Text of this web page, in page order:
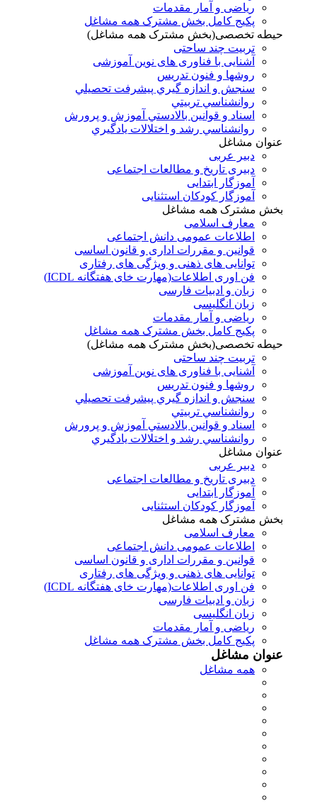
ریاضی و آمار مقدمات
پکیج کامل بخش مشترک همه مشاغل
حیطه تخصصی(بخش مشترک همه مشاغل)
تربیت چند ساحتی
آشنایی با فناوری های نوین آموزشی
روشها و فنون تدريس
سنجش و اندازه گيري پيشرفت تحصيلي
روانشناسي تربيتي
اسناد و قوانين بالادستي آموزش و پرورش
روانشناسي رشد و اختلالات يادگيري
عنوان مشاغل
دبير عربی
دبیری تاریخ و مطالعات اجتماعی
آموزگار ابتدایی
آموزگار کودکان استثنایی
بخش مشترک همه مشاغل
معارف اسلامی
اطلاعات عمومی دانش اجتماعی
قوانین و مقررات اداری و قانون اساسی
توانایی های ذهنی و ویژگی های رفتاری
فن اوری اطلاعات(مهارت خای هفتگانه ICDL)
زبان و ادبیات فارسی
زبان انگلیسی
ریاضی و آمار مقدمات
پکیج کامل بخش مشترک همه مشاغل
حیطه تخصصی(بخش مشترک همه مشاغل)
تربیت چند ساحتی
آشنایی با فناوری های نوین آموزشی
روشها و فنون تدريس
سنجش و اندازه گيري پيشرفت تحصيلي
روانشناسي تربيتي
اسناد و قوانين بالادستي آموزش و پرورش
روانشناسي رشد و اختلالات يادگيري
عنوان مشاغل
دبير عربی
دبیری تاریخ و مطالعات اجتماعی
آموزگار ابتدایی
آموزگار کودکان استثنایی
بخش مشترک همه مشاغل
معارف اسلامی
اطلاعات عمومی دانش اجتماعی
قوانین و مقررات اداری و قانون اساسی
توانایی های ذهنی و ویژگی های رفتاری
فن اوری اطلاعات(مهارت خای هفتگانه ICDL)
زبان و ادبیات فارسی
زبان انگلیسی
ریاضی و آمار مقدمات
پکیج کامل بخش مشترک همه مشاغل
عنوان مشاغل
همه مشاغل